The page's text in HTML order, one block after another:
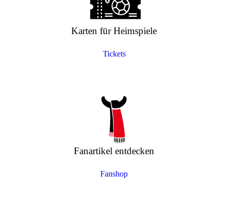
Karten für Heimspiele
Tickets
Fanartikel entdecken
Fanshop